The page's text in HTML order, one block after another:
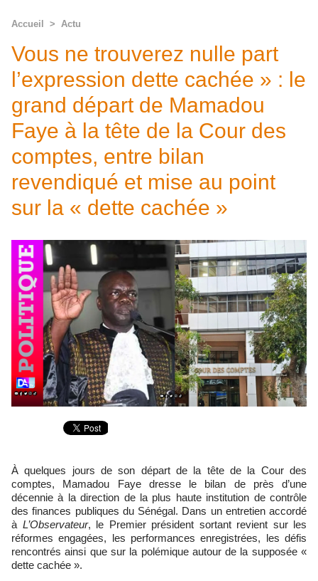
Accueil > Actu
Vous ne trouverez nulle part
l’expression dette cachée » : le
grand départ de Mamadou
Faye à la tête de la Cour des
comptes, entre bilan
revendiqué et mise au point
sur la « dette cachée »
À quelques jours de son départ de la tête de la Cour des
comptes, Mamadou Faye dresse le bilan de près d’une
décennie à la direction de la plus haute institution de contrôle
des finances publiques du Sénégal. Dans un entretien accordé
à L’Observateur, le Premier président sortant revient sur les
réformes engagées, les performances enregistrées, les défis
rencontrés ainsi que sur la polémique autour de la supposée «
dette cachée ».